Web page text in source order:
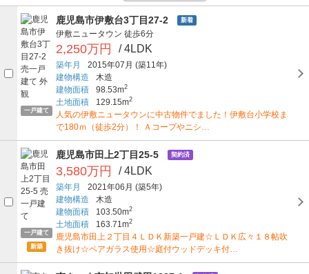
一戸建て
鹿児島市伊敷台3丁目27-2 新着
伊敷ニュータウン 徒歩6分
2,250万円 / 4LDK
築年月 2015年07月 (築11年)
建物構造
木造
建物面積
98.53m2
土地面積 129.15m2
人気の伊敷ニュータウンに中古物件でました！伊敷台小学校ま
で180ｍ（徒歩2分）！ Ａコープやニシ…
一戸建て
新築
鹿児島市田上2丁目25-5 契約済
3,580万円 / 4LDK
築年月 2021年06月 (築5年)
建物構造
木造
建物面積
103.50m2
土地面積 163.71m2
鹿児島市田上２丁目４ＬＤＫ新築一戸建☆ＬＤＫ広々１８帖吹
き抜け☆ペアガラス使用☆庭付ウッドデッキ付…